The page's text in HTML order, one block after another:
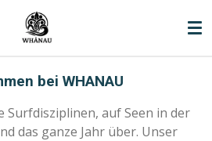
bei WHANAU
auf Seen in der
das ganze Jahr über. Unser